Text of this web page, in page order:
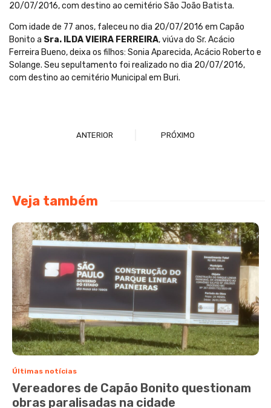
20/07/2016, com destino ao cemitério São João Batista.
Com idade de 77 anos, faleceu no dia 20/07/2016 em Capão
Bonito a Sra. ILDA VIEIRA FERREIRA, viúva do Sr. Acácio
Ferreira Bueno, deixa os filhos: Sonia Aparecida, Acácio Roberto e
Solange. Seu sepultamento foi realizado no dia 20/07/2016,
com destino ao cemitério Municipal em Buri.
ANTERIOR PRÓXIMO
Veja também
Últimas notícias
Vereadores de Capão Bonito questionam
obras paralisadas na cidade